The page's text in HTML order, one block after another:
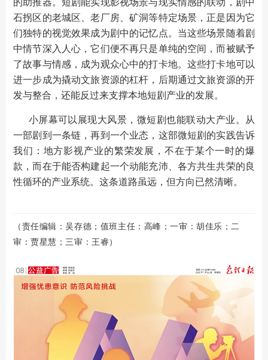
的助推器。短剧能实现影视场景与现实情感的联动，剧中
石拐区的老城区、老厂房、矿洞等特定场景，正是因为它
们独特的视觉效果成为剧中的记忆点。当这些场景随着剧
中情节深入人心，它们便不再只是单纯的空间，而被赋予
了故事与情感，成为观众心中的打卡地。这些打卡地可以
进一步成为撬动文旅资源的杠杆，后期通过文旅资源的开
发与整合，还能反过来支撑本地短剧产业的发展。
小屏幕可以展现大风景，微短剧也能联动大产业。从
一部剧到一条链，再到一个业态，这部微短剧的实践告诉
我们：地方影视产业的繁荣发展，不在于某个一时的爆
款，而在于能否构建起一个动能充沛、各方共生共荣的良
性循环的产业系统。这条道路虽远，但方向已然清晰。
（责任编辑：吴存德；值班主任：高峰；一审：胡佳乐；二
审：贾星慧；三审：王睿）